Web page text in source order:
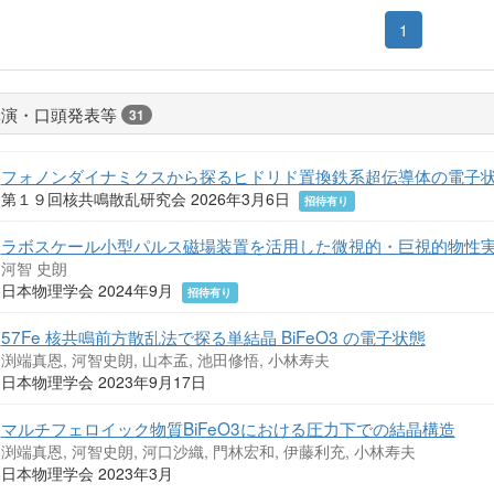
1
・口頭発表等 31
フォノンダイナミクスから探るヒドリド置換鉄系超伝導体の電子
第１９回核共鳴散乱研究会 2026年3月6日 招待有り
ラボスケール小型パルス磁場装置を活用した微視的・巨視的物性
河智 史朗
日本物理学会 2024年9月
招待有り
57Fe 核共鳴前方散乱法で探る単結晶 BiFeO3 の電子状態
渕端真恩, 河智史朗, 山本孟, 池田修悟, 小林寿夫
日本物理学会 2023年9月17日
マルチフェロイック物質BiFeO3における圧力下での結晶構造
渕端真恩, 河智史朗, 河口沙織, 門林宏和, 伊藤利充, 小林寿夫
日本物理学会 2023年3月